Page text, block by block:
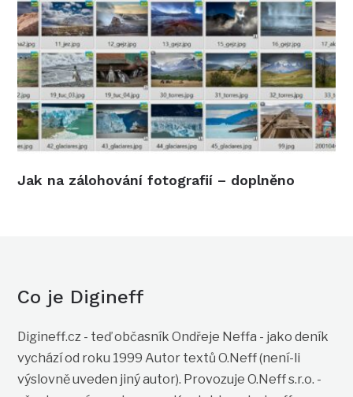
Jak na zálohování fotografií – doplněno
Co je Digineff
Digineff.cz - teď občasník Ondřeje Neffa - jako deník
vychází od roku 1999 Autor textů O.Neff (není-li
výslovně uveden jiný autor). Provozuje O.Neff s.r.o. -